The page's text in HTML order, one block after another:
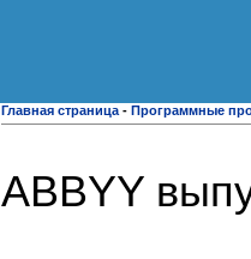
Главная страница - Программные
ABBYY